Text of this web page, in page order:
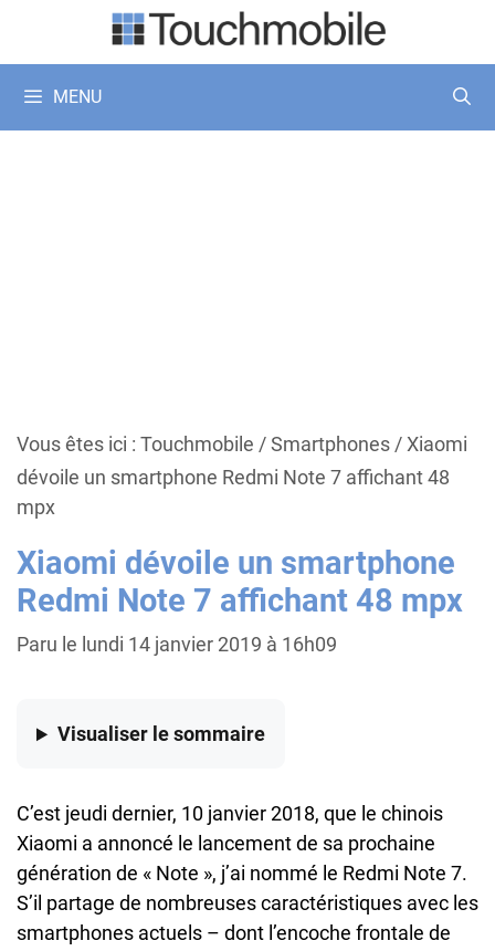
MENU
Vous êtes ici : Touchmobile /Smartphones/Xiaomi
dévoile un smartphone Redmi Note 7 affichant 48
mpx
Xiaomi dévoile un smartphone
Redmi Note 7 affichant 48 mpx
Paru le lundi 14 janvier 2019 à 16h09
Visualiser le sommaire
C’est jeudi dernier, 10 janvier 2018, que le chinois
Xiaomi a annoncé le lancement de sa prochaine
génération de « Note », j’ai nommé le Redmi Note 7.
S’il partage de nombreuses caractéristiques avec les
smartphones actuels – dont l’encoche frontale de